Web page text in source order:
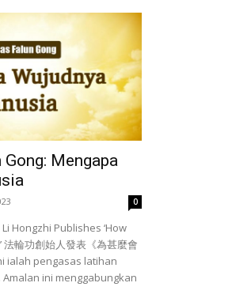
Mengapa
0
Hongzhi Publishes ‘How
法輪功創始人發表《為甚麼會
ialah pengasas latihan
ini menggabungkan